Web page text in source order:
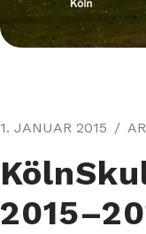
1. JANUAR 2015